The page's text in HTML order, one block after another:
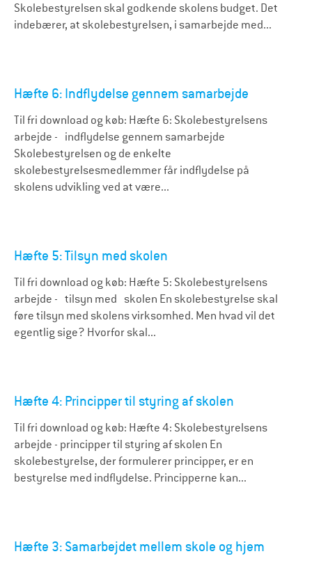
Skolebestyrelsen skal godkende skolens budget. Det
indebærer, at skolebestyrelsen, i samarbejde med...
Hæfte 6: Indflydelse gennem samarbejde
Til fri download og køb: Hæfte 6: Skolebestyrelsens
arbejde - indflydelse gennem samarbejde
Skolebestyrelsen og de enkelte
skolebestyrelsesmedlemmer får indflydelse på
skolens udvikling ved at være...
Hæfte 5: Tilsyn med skolen
Til fri download og køb: Hæfte 5: Skolebestyrelsens
arbejde - tilsyn med skolen En skolebestyrelse skal
føre tilsyn med skolens virksomhed. Men hvad vil det
egentlig sige? Hvorfor skal...
Hæfte 4: Principper til styring af skolen
Til fri download og køb: Hæfte 4: Skolebestyrelsens
arbejde - principper til styring af skolen En
skolebestyrelse, der formulerer principper, er en
bestyrelse med indflydelse. Principperne kan...
Hæfte 3: Samarbejdet mellem skole og hjem